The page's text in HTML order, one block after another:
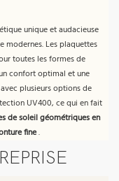
unique et audacieuse
modernes. Les plaquettes
toutes les formes de
confort optimal et une
plusieurs options de
UV400, ce qui en fait
de soleil géométriques en
fine.